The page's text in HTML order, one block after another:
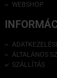
WEBSHOP
ÁLTALÁNOS
SZÁLLÍTÁS